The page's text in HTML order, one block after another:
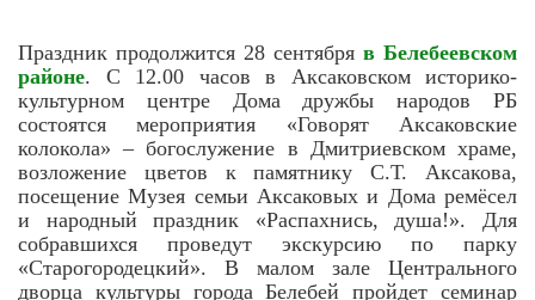
Праздник продолжится 28 сентября в Белебеевском
районе. С 12.00 часов в Аксаковском историко-
культурном центре Дома дружбы народов РБ
состоятся мероприятия «Говорят Аксаковские
колокола» – богослужение в Дмитриевском храме,
возложение цветов к памятнику С.Т. Аксакова,
посещение Музея семьи Аксаковых и Дома ремёсел
и народный праздник «Распахнись, душа!». Для
собравшихся проведут экскурсию по парку
«Старогородецкий». В малом зале Центрального
дворца культуры города Белебей пройдет семинар